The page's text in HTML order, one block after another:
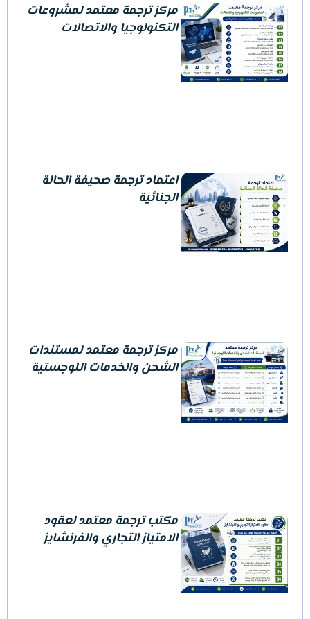
مركز ترجمة معتمد لمشروعات
التكنولوجيا والاتصالات
اعتماد ترجمة صحيفة الحالة
الجنائية
مركز ترجمة معتمد لمستندات
الشحن والخدمات اللوجستية
مكتب ترجمة معتمد لعقود
الامتياز التجاري والفرنشايز